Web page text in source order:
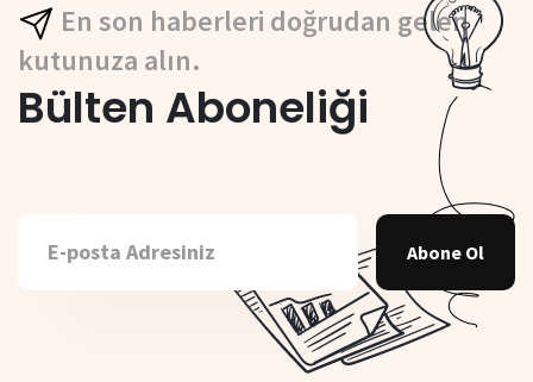
En son haberleri doğrudan gelen
kutunuza alın.
Bülten Aboneliği
Abone Ol